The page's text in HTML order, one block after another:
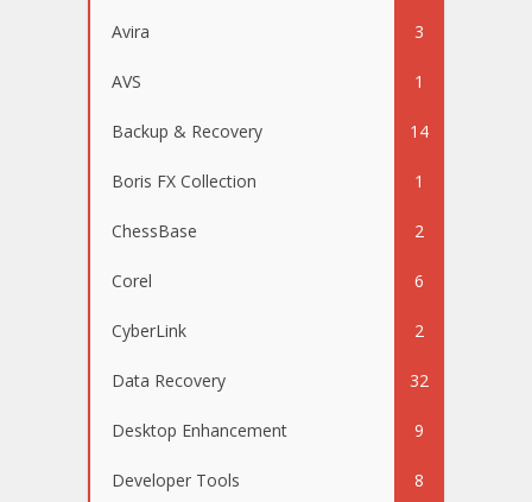
Avira 3
AVS 1
Backup & Recovery 14
Boris FX Collection 1
ChessBase 2
Corel 6
CyberLink 2
Data Recovery 32
Desktop Enhancement 9
Developer Tools 8